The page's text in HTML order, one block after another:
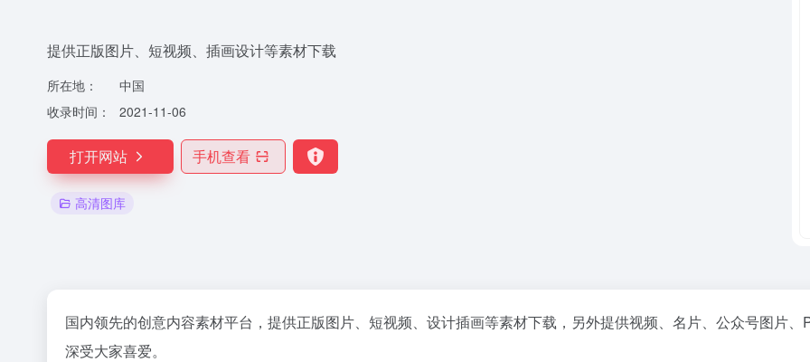
提供正版图片、短视频、插画设计等素材下载
所在地：
中国
收录时间：
2021-11-06
打开网站 手机查看
高清图库
国内领先的创意内容素材平台，提供正版图片、短视频、设计插画等素材下载，另外提供视频、名片、公众号图片
深受大家喜爱。